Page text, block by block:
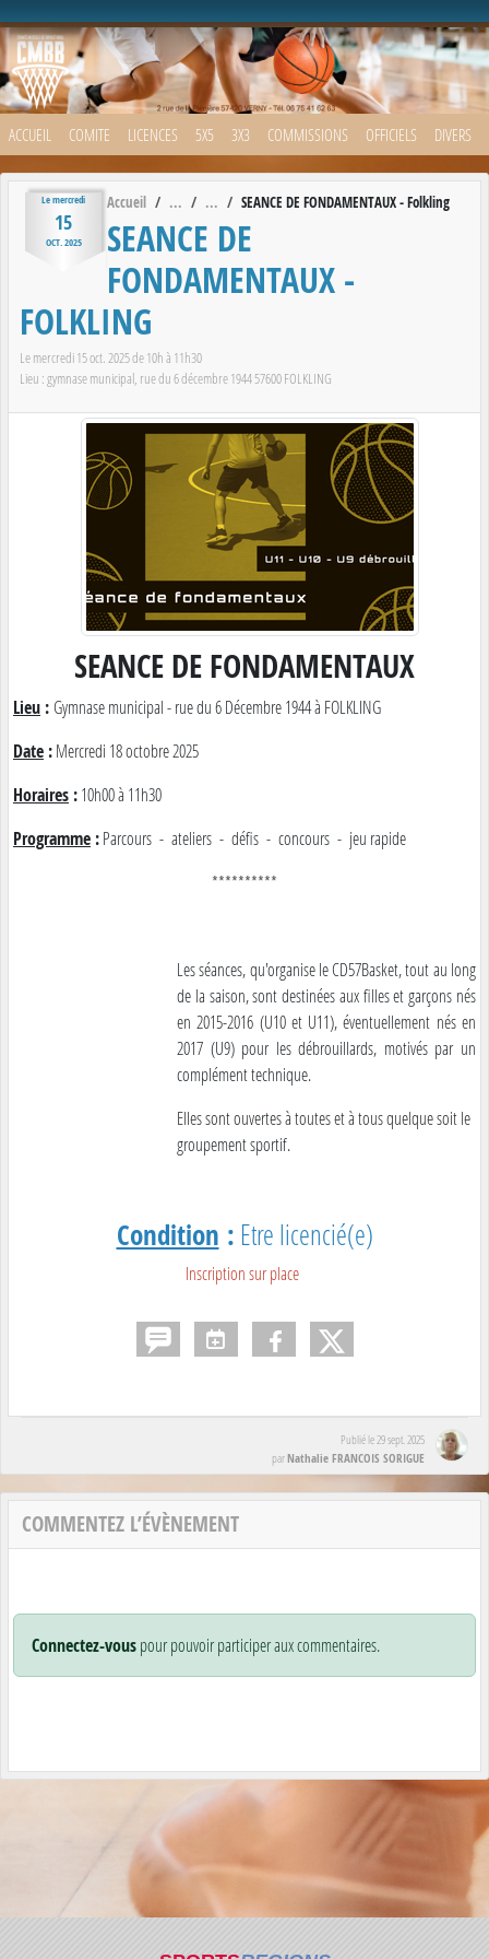
ACCUEIL COMITE LICENCES 5X5 3X3 COMMISSIONS OFFICIELS DIVERS
Lemercredi
15
OCT. 2025
Accueil SEANCE DE FONDAMENTAUX - Folkling
SEANCE DE
FONDAMENTAUX -
FOLKLING
Lemercredi15oct. 2025de 10h à 11h30
Lieu :gymnase municipal, rue du 6 décembre 194457600FOLKLING
SEANCE DE FONDAMENTAUX
Lieu : Gymnase municipal - rue du 6 Décembre 1944 à FOLKLING
Date :Mercredi 18 octobre 2025
Horaires :10h00 à 11h30
Programme :Parcours - ateliers - défis - concours - jeu rapide
**********
Les séances, qu'organise le CD57Basket, tout au long
de la saison, sont destinées aux filles et garçons nés
en 2015-2016 (U10 et U11), éventuellement nés en
2017 (U9) pour les débrouillards, motivés par un
complément technique.
Elles sont ouvertes à toutes et à tous quelque soit le
groupement sportif.
Condition : Etre licencié(e)
Inscription sur place
Publié le29 sept. 2025
parNathalie FRANCOIS SORIGUE
COMMENTEZ L’ÉVÈNEMENT
Connectez-vouspour pouvoir participer aux commentaires.